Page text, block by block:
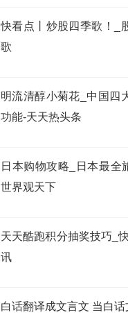
快看点丨炒股四季歌！_
歌
明流清醇小菊花_中国四
功能-天天热头条
日本购物攻略_日本最全
世界观天下
天天酷跑积分抽奖技巧_
讯
白话翻译成文言文 当白